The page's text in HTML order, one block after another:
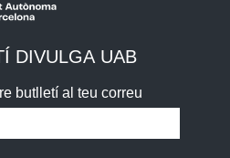
DIVULGA UAB
butlletí al teu correu